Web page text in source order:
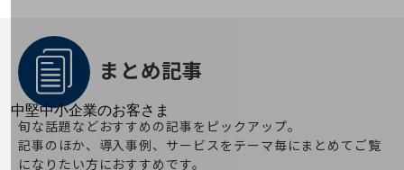
開催・出展する各種セミナー、イベント情報をご紹介します
中堅中小企業のお客さま
NTTドコモビジネスウォッチ
ビジネスお役立ち情報
まとめ記事
旬な話題などおすすめの記事をピックアップ。
記事のほか、導入事例、サービスをテーマ毎にまとめてご覧
になりたい方におすすめです。